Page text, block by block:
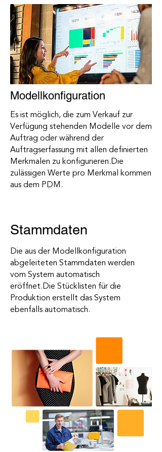
Modellkonfiguration
Es ist möglich, die zum Verkauf zur
Verfügung stehenden Modelle vor dem
Auftrag oder während der
Auftragserfassung mit allen definierten
Merkmalen zu konfigurieren.Die
zulässigen Werte pro Merkmal kommen
aus dem PDM.
Stammdaten
Die aus der Modellkonfiguration
abgeleiteten Stammdaten werden
vom System automatisch
eröffnet.Die Stücklisten für die
Produktion erstellt das System
ebenfalls automatisch.